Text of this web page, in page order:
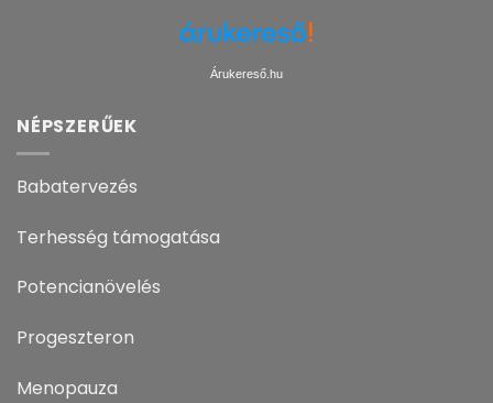
Árukereső.hu
NÉPSZERŰEK
Babatervezés
Terhesség támogatása
Potencianövelés
Progeszteron
Menopauza